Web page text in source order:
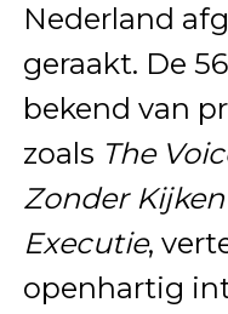
Nederland
geraakt. De
bekend van
zoals The
Zonder Kijken
Executie,
openhartig